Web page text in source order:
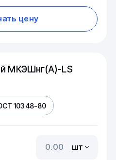
цену
МКЭШнг(А)-LS
10348-80
шт